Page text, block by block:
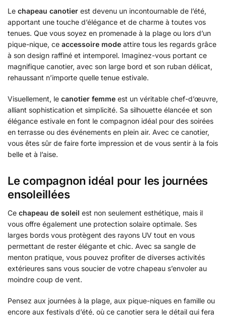
Le chapeau canotier est devenu un incontournable de l’été,
apportant une touche d’élégance et de charme à toutes vos
tenues. Que vous soyez en promenade à la plage ou lors d’un
pique-nique, ce accessoire mode attire tous les regards grâce
à son design raffiné et intemporel. Imaginez-vous portant ce
magnifique canotier, avec son large bord et son ruban délicat,
rehaussant n’importe quelle tenue estivale.
Visuellement, le canotier femme est un véritable chef-d’œuvre,
alliant sophistication et simplicité. Sa silhouette élancée et son
élégance estivale en font le compagnon idéal pour des soirées
en terrasse ou des événements en plein air. Avec ce canotier,
vous êtes sûr de faire forte impression et de vous sentir à la fois
belle et à l’aise.
Le compagnon idéal pour les journées
ensoleillées
Ce chapeau de soleil est non seulement esthétique, mais il
vous offre également une protection solaire optimale. Ses
larges bords vous protègent des rayons UV tout en vous
permettant de rester élégante et chic. Avec sa sangle de
menton pratique, vous pouvez profiter de diverses activités
extérieures sans vous soucier de votre chapeau s’envoler au
moindre coup de vent.
Pensez aux journées à la plage, aux pique-niques en famille ou
encore aux festivals d’été, où ce canotier sera le détail qui fera